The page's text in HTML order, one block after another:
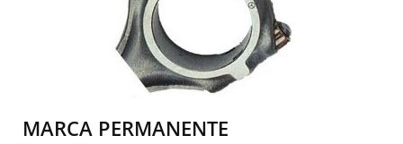
MARCA PERMANENTE